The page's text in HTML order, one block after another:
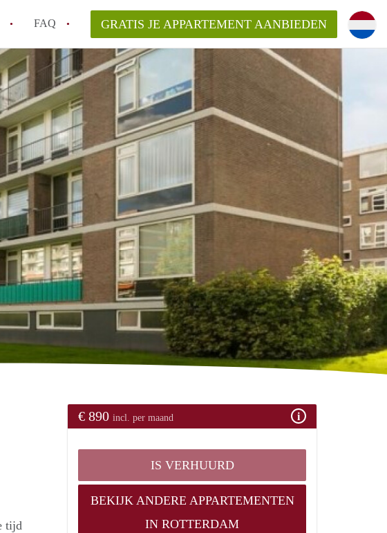
FAQ
reageren op een Appartement in Rotterdam?
van AppartementenRotterdam?
GRATIS JE APPARTEMENT AANBIEDEN
tijd
€ 890 incl. per maand
IS VERHUURD
BEKIJK ANDERE APPARTEMENTEN
IN ROTTERDAM